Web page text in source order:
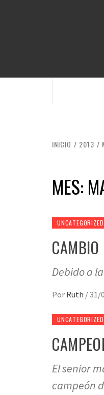
INICIO 2013
MES:
UNCATEGORIZED
CAMBIO
Debido a
Por Ruth / 31/
UNCATEGORIZED
El senior
campeón